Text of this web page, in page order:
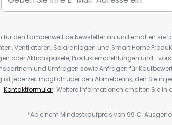
für den Lampenwelt.de Newsletter an und erhalten sie
Ventilatoren, Solaranlagen und Smart Home
oder Aktionspakete, Produktempfehlungen und -
und Umfragen sowie Anfragen für
ist jederzeit möglich über den Abmeldelink, den Sie in
Kontaktformular. Weitere Informationen erhalten Sie in
*Ab einem Mindestkaufpreis von 99 €.